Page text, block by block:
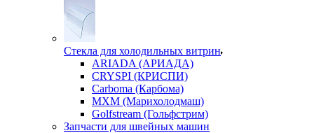
Стекла для холодильных витрин
ARIADA (АРИАДА)
CRYSPI (КРИСПИ)
Carboma (Карбома)
MXM (Марихолодмаш)
Golfstream (Гольфстрим)
Запчасти для швейных машин